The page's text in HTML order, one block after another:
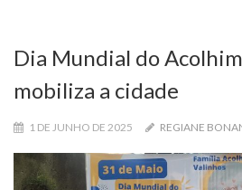
Dia Mundial do
mobiliza a cidade
1 DE JUNHO DE 2025 REGIANE